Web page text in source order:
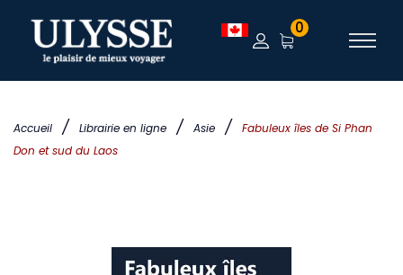
Accueil / Librairie en ligne / Asie /
Fabuleux îles de Si Phan
Don et sud du Laos
0